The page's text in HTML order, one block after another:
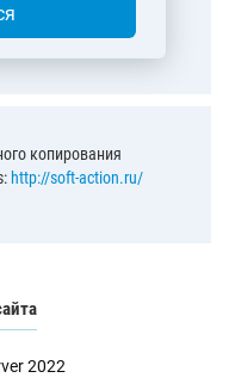
копирования
http://soft-action.ru/
2022